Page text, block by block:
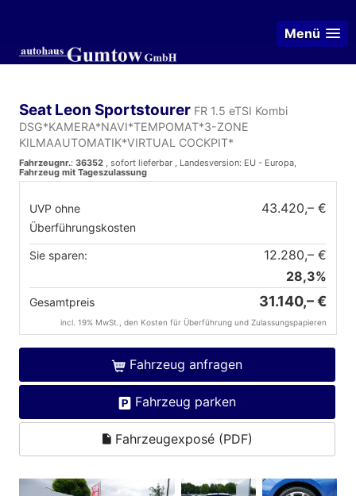
Menü
Seat Leon Sportstourer FR 1.5 eTSI Kombi
DSG*KAMERA*NAVI*TEMPOMAT*3-ZONE
KILMAAUTOMATIK*VIRTUAL COCKPIT*
Fahrzeugnr.: 36352 , sofort lieferbar , Landesversion: EU - Europa,
Fahrzeug mit Tageszulassung
UVP ohne
Überführungskosten
43.420,– €
Sie sparen:
12.280,– €
28,3%
Gesamtpreis 31.140,– €
incl. 19% MwSt., den Kosten für Überführung und Zulassungspapieren
Fahrzeug anfragen
Fahrzeug parken
Fahrzeugexposé (PDF)